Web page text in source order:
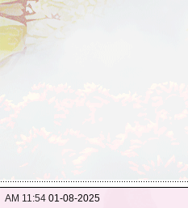
01-08-2025
11:54 AM